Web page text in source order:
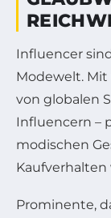
Influencer
Modewelt.
von globalen
Influencern –
modischen
Kaufverhalten
Prominente,